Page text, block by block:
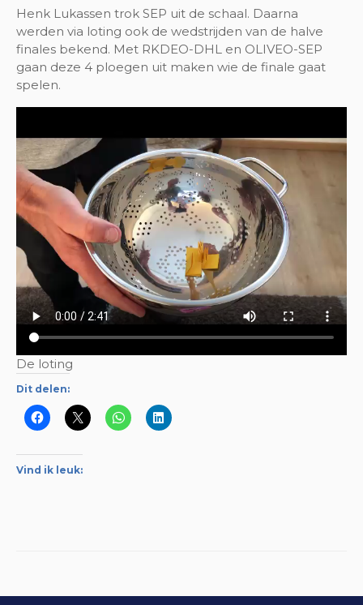
Henk Lukassen trok SEP uit de schaal. Daarna
werden via loting ook de wedstrijden van de halve
finales bekend. Met RKDEO-DHL en OLIVEO-SEP
gaan deze 4 ploegen uit maken wie de finale gaat
spelen.
De loting
Dit delen:
Vind ik leuk: